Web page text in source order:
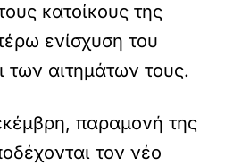
κατοίκους της
ενίσχυση του
των αιτημάτων τους.
παραμονή της
τον νέο